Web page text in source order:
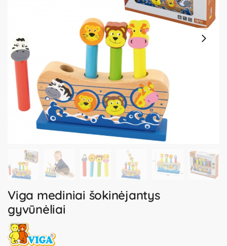
Viga mediniai šokinėjantys
gyvūnėliai